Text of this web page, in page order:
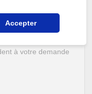
utilisateurs et
à votre demande
Accepter